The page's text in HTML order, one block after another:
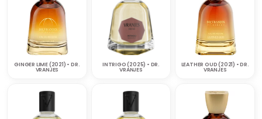
GINGER LIME (2021) • DR.
VRANJES
INTRIGO (2025) • DR.
VRANJES
LEATHER OUD (2021) • DR.
VRANJES